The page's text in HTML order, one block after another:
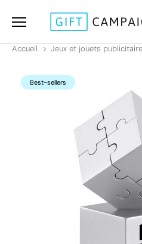
Accueil Jeux et jouets
Best-sellers